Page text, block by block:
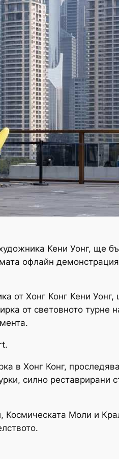
Кени Уонг, ще
офлайн
от Хонг Конг Кени Уонг,
от световното турне
в Хонг Конг,
силно реставрирани
Космическата Моли и